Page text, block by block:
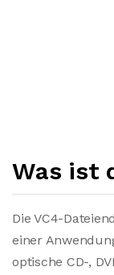
Was ist
Die VC4-
einer
optische CD-,